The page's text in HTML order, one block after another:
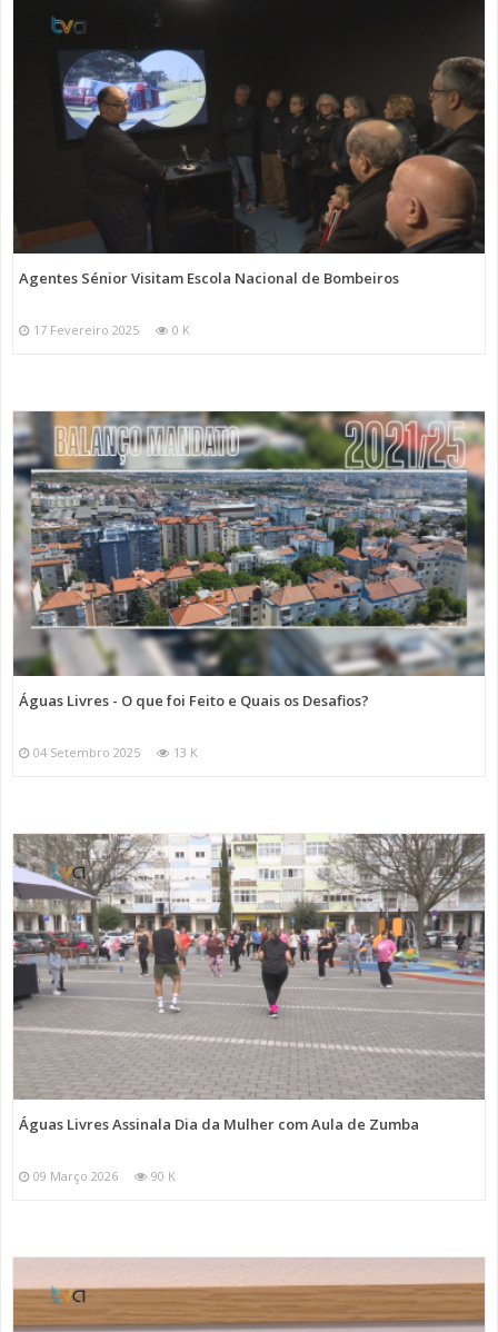
Agentes Sénior Visitam Escola Nacional de Bombeiros
17 Fevereiro 2025 0 K
Águas Livres - O que foi Feito e Quais os Desafios?
04 Setembro 2025 13 K
Águas Livres Assinala Dia da Mulher com Aula de Zumba
09 Março 2026 90 K